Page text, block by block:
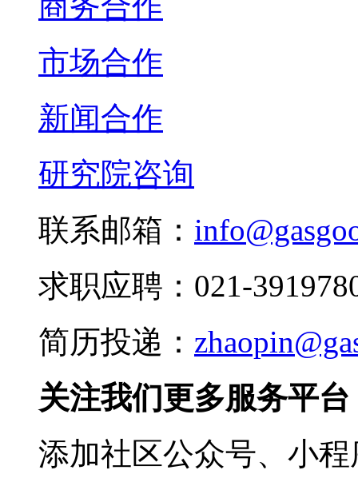
市场合作
新闻合作
研究院咨询
联系邮箱：
求职应聘：021-
简历投递：
关注我们更多服务平台
添加社区公众号、小